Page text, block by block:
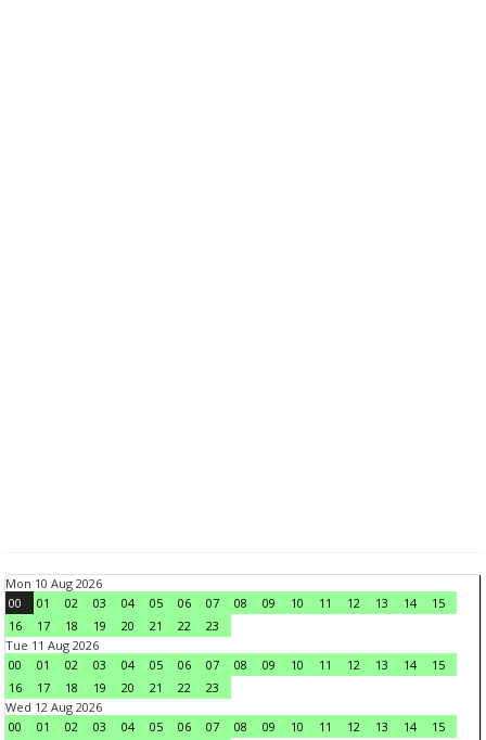
Mon 10 Aug 2026
00
01 02 03 04 05 06 07 08 09 10 11 12 13 14
15
16
17 18 19 20 21 22
23
Tue 11 Aug 2026
00
01 02 03 04 05 06 07 08 09 10 11 12 13 14
15
16
17 18 19 20 21 22
23
Wed 12 Aug 2026
00
01 02 03 04 05 06 07 08 09 10 11 12 13 14
15